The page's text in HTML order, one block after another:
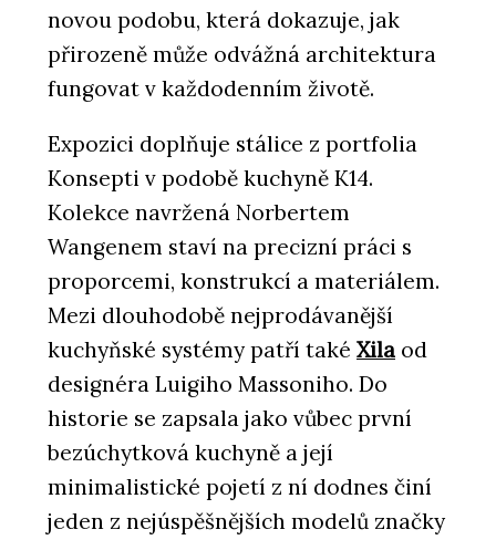
ČLÁNKY
Modulární kanceláře, které si můžete
PRODUKTY
Kuchyň Xila od značky Boffi -
KONSEPTI
novou podobu, která dokazuje, jak
přirozeně může odvážná architektura
fungovat v každodenním životě.
Expozici doplňuje stálice z portfolia
Konsepti v podobě kuchyně K14.
Kolekce navržená Norbertem
Wangenem staví na precizní práci s
proporcemi, konstrukcí a materiálem.
Mezi dlouhodobě nejprodávanější
kuchyňské systémy patří také Xila od
designéra Luigiho Massoniho. Do
historie se zapsala jako vůbec první
bezúchytková kuchyně a její
minimalistické pojetí z ní dodnes činí
jeden z nejúspěšnějších modelů značky